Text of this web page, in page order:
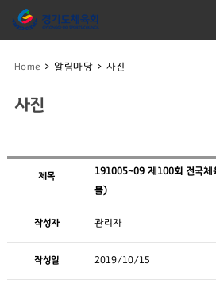
Home > 알림마당 > 사진
사진
제목
191005~09 제100회 전국체
볼)
작성자 관리자
작성일 2019/10/15